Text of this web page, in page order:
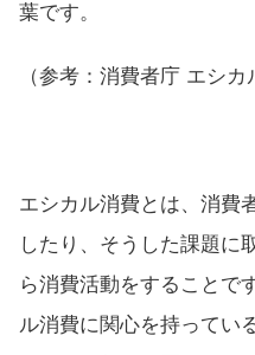
葉です。
（参考： 消費者庁 エシカ
エシカル消費とは、消費
したり、そうした課題に
ら消費活動をすることで
ル消費に関心を持ってい